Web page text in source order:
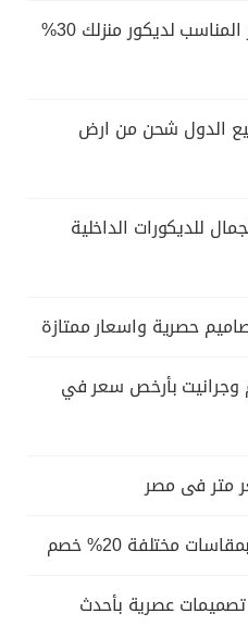
الحجر الصناعى الانواع والسعر المناسب لديكور منزلك 30%
الدول شحن من ارض
للديكورات الداخلية
حصرية واسعار ممتازة
وجرانيت بأرخص سعر في
متر فى مصر
مختلفة 20% خصم
عصرية بأحدث